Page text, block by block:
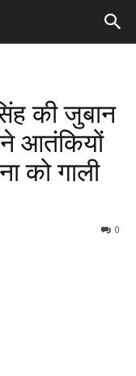
की जुबान
ने आतंकियों
को गाली
0